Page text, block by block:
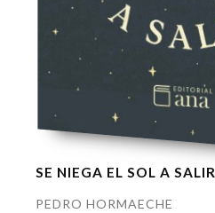
SE NIEGA EL SOL A SALIR
PEDRO HORMAECHE